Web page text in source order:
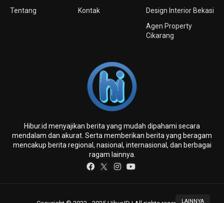
LAINNYA
Tentang
Kontak
Design Interior Bekasi
Agen Property
Cikarang
Hibur.id menyajikan berita yang mudah dipahami secara
mendalam dan akurat. Serta memberikan berita yang beragam
mencakup berita regional, nasional, internasional, dan berbagai
ragam lainnya.